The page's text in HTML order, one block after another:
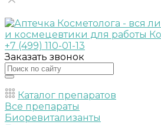
+7 (499) 110-01-13
Заказать звонок
Каталог препаратов
Все препараты
Биоревитализанты